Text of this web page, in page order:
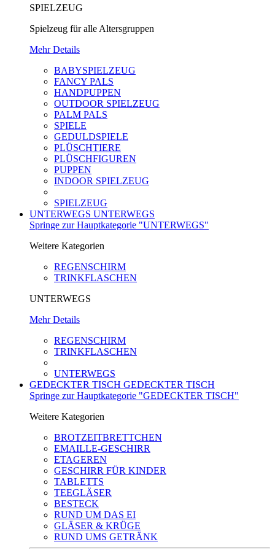
SPIELZEUG
Spielzeug für alle Altersgruppen
Mehr Details
BABYSPIELZEUG
FANCY PALS
HANDPUPPEN
OUTDOOR SPIELZEUG
PALM PALS
SPIELE
GEDULDSPIELE
PLÜSCHTIERE
PLÜSCHFIGUREN
PUPPEN
INDOOR SPIELZEUG
SPIELZEUG
UNTERWEGS UNTERWEGS
Springe zur Hauptkategorie "UNTERWEGS"
Weitere Kategorien
REGENSCHIRM
TRINKFLASCHEN
UNTERWEGS
Mehr Details
REGENSCHIRM
TRINKFLASCHEN
UNTERWEGS
GEDECKTER TISCH GEDECKTER TISCH
Springe zur Hauptkategorie "GEDECKTER TISCH"
Weitere Kategorien
BROTZEITBRETTCHEN
EMAILLE-GESCHIRR
ETAGEREN
GESCHIRR FÜR KINDER
TABLETTS
TEEGLÄSER
BESTECK
RUND UM DAS EI
GLÄSER & KRÜGE
RUND UMS GETRÄNK